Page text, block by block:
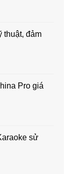
thuật, đảm
Pro giá
sử